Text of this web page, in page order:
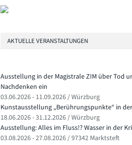
AKTUELLE VERANSTALTUNGEN
Ausstellung in der Magistrale ZIM über Tod
Nachdenken ein
03.06.2026 - 11.09.2026 / Würzburg
Kunstausstellung „Berührungspunkte“ in
18.06.2026 - 31.12.2026 / Würzburg
Ausstellung: Alles im Fluss!? Wasser in der
03.08.2026 - 27.08.2026 / 97342 Marktsteft